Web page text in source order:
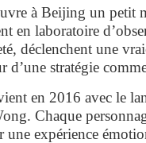
à Beijing un petit
en laboratoire
déclenchent une
stratégie
en 2016 avec le
Chaque
une expérience